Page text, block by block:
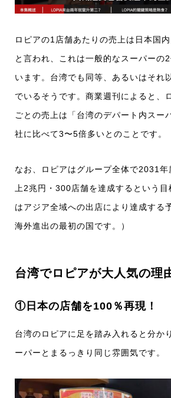
ロピアの1店舗あたりの売上は日本国
と言われ、これは一般的なスーパーの
います。台湾でも同等、あるいはそれ
でいるそうです。商業週刊によると、
ごとの売上は「台湾のデパート内スー
社に比べて3〜5倍多いとのことです。
なお、ロピアはグループ全体で2031年
上2兆円・300店舗を達成するという
はアジア全域への出店により達成する
海外進出の最初の国です。）
台湾でロピアが大人気の理
①日本の店舗を100％再現！
台湾のロピアに足を踏み入れると分か
ーパーとまるっきり同じ雰囲気です。